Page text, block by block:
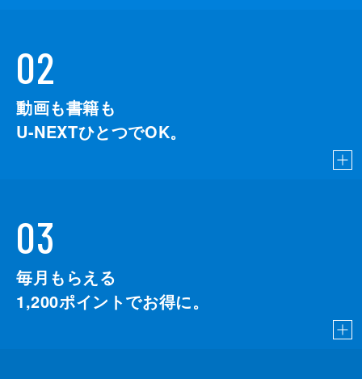
02
動画も書籍も
U-NEXTひとつでOK。
03
毎月もらえる
1,200ポイントでお得に。